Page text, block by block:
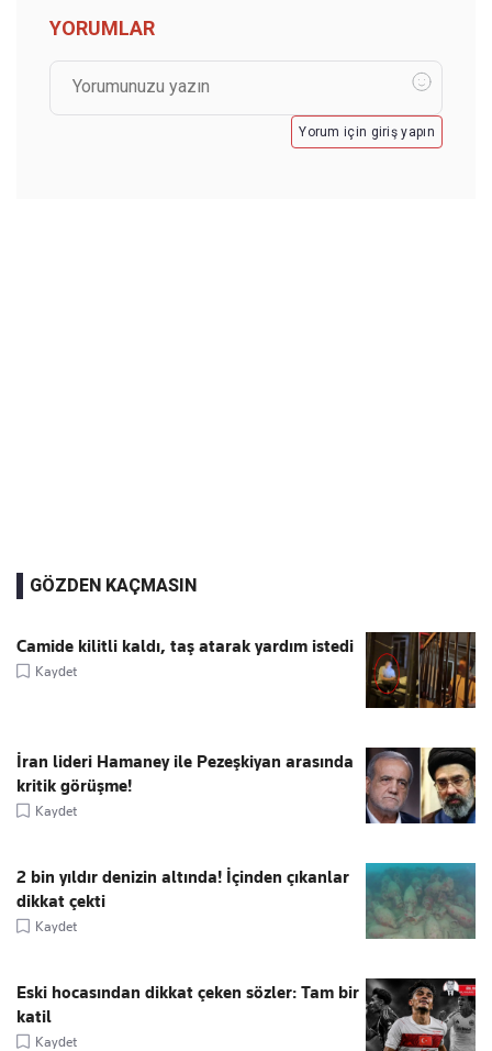
YORUMLAR
Yorum için giriş yapın
GÖZDEN KAÇMASIN
Camide kilitli kaldı, taş atarak yardım istedi
Kaydet
İran lideri Hamaney ile Pezeşkiyan arasında
kritik görüşme!
Kaydet
2 bin yıldır denizin altında! İçinden çıkanlar
dikkat çekti
Kaydet
Eski hocasından dikkat çeken sözler: Tam bir
katil
Kaydet